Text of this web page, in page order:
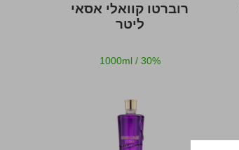
רוברטו קוואלי אסאי
ליטר
1000ml / 30%